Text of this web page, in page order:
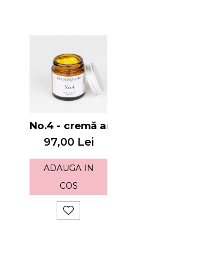
No.4 - cremă antirid
97,00 Lei
ADAUGA IN
COS